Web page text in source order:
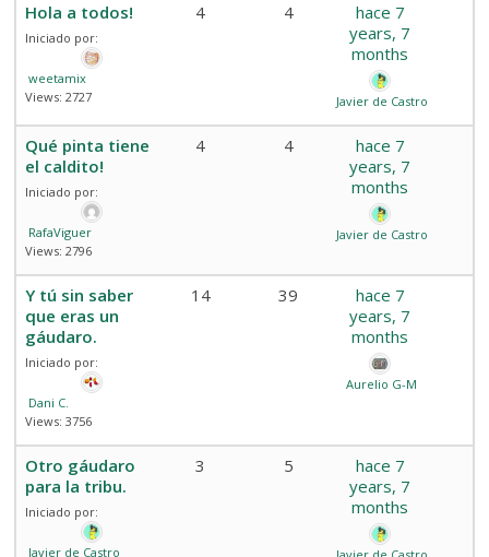
Hola a todos!
Iniciado por:
weetamix
Views: 2727
4 4
hace 7
years, 7
months
Javier de Castro
Qué pinta tiene
el caldito!
Iniciado por:
RafaViguer
Views: 2796
4 4
hace 7
years, 7
months
Javier de Castro
Y tú sin saber
que eras un
gáudaro.
Iniciado por:
Dani C.
Views: 3756
14 39
hace 7
years, 7
months
Aurelio G-M
Otro gáudaro
para la tribu.
Iniciado por:
Javier de Castro
3 5
hace 7
years, 7
months